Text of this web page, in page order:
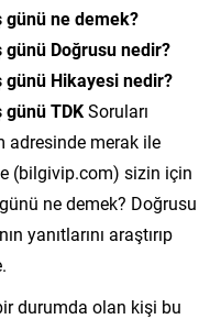
günü ne demek?
günü Doğrusu nedir?
günü Hikayesi nedir?
günü TDKSoruları
adresinde merak ile
(bilgivip.com) sizin için
ne demek? Doğrusu
yanıtlarını araştırıp
durumda olan kişi bu